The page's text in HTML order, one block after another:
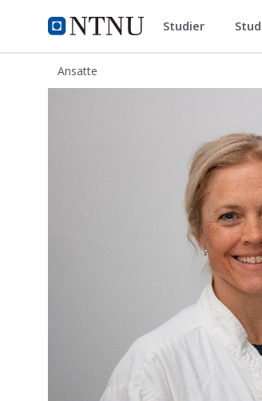
NTNU Hjemmeside
ntnu.no Studier
Ansatte